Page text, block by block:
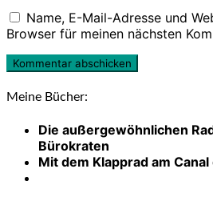
Name, E-Mail-Adresse und
Browser für meinen nächsten
Meine Bücher:
Die außergewöhnlichen
Bürokraten
Mit dem Klapprad am